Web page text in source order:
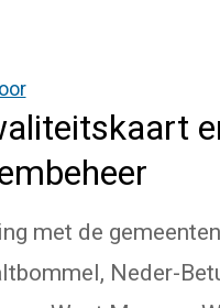
met de
Neder-